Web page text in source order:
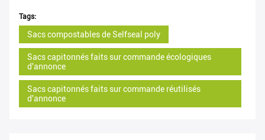
Tags:
Sacs compostables de Selfseal poly
Sacs capitonnés faits sur commande écologiques
d'annonce
Sacs capitonnés faits sur commande réutilisés
d'annonce